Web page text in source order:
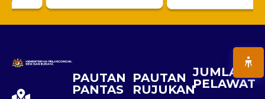
PAUTAN
PANTAS
PAUTAN
RUJUKAN
JUMLAH
PELAWAT